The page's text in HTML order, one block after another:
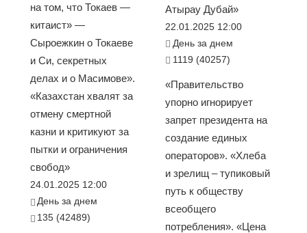
на том, что Токаев —
китаист» —
Сыроежкин о Токаеве
и Си, секретных
делах и о Масимове».
«Казахстан хвалят за
отмену смертной
казни и критикуют за
пытки и ограничения
свобод»
24.01.2025 12:00
День за днем
135 (42489)
Атырау Дубай»
22.01.2025 12:00
День за днем
1119 (40257)
«Правительство
упорно игнорирует
запрет президента на
создание единых
операторов». «Хлеба
и зрелищ – тупиковый
путь к обществу
всеобщего
потребления». «Цена